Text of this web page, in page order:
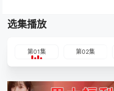
选集播放
第01集 第02集